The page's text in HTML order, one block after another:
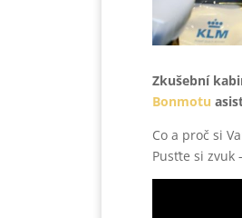
Zkušební
Bonmotu
Co a proč si
Pusťte si zvuk